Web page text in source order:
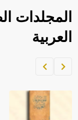
المجلدات
العربية